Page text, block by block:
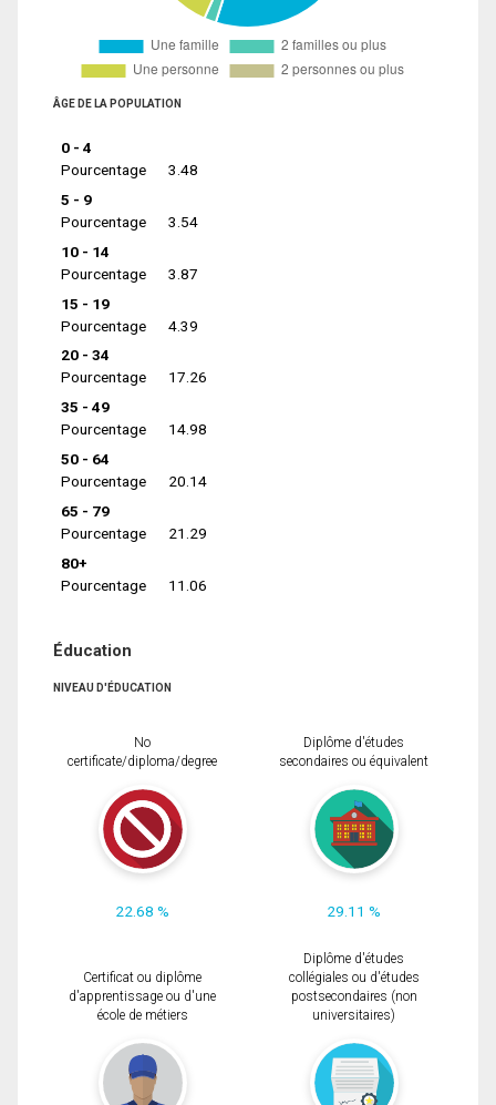
ÂGE DE LA POPULATION
0 - 4
Pourcentage
3.48
5 - 9
Pourcentage
3.54
10 - 14
Pourcentage
3.87
15 - 19
Pourcentage
4.39
20 - 34
Pourcentage
17.26
35 - 49
Pourcentage
14.98
50 - 64
Pourcentage
20.14
65 - 79
Pourcentage
21.29
80+
Pourcentage
11.06
Éducation
NIVEAU D'ÉDUCATION
No
certificate/diploma/degree
22.68 %
Diplôme d'études
secondaires ou équivalent
29.11 %
Certificat ou diplôme
d'apprentissage ou d'une
école de métiers
Diplôme d'études
collégiales ou d'études
postsecondaires (non
universitaires)